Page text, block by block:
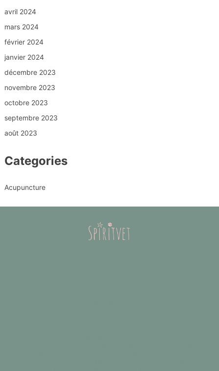
avril 2024
mars 2024
février 2024
janvier 2024
décembre 2023
novembre 2023
octobre 2023
septembre 2023
août 2023
Categories
Acupuncture